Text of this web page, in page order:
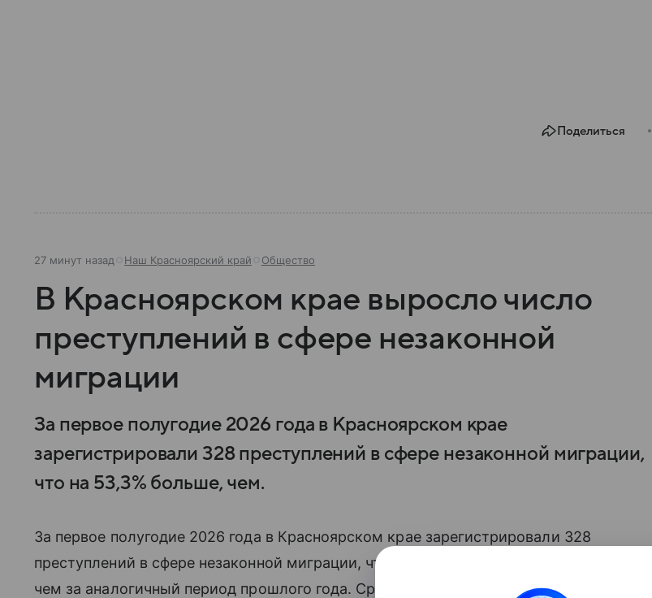
Поделиться
27 минут назад Наш Красноярский край Общество
В Красноярском крае выросло число
преступлений в сфере незаконной
миграции
За первое полугодие 2026 года в Красноярском крае
зарегистрировали 328 преступлений в сфере незаконной миграции,
что на 53,3% больше, чем.
За первое полугодие 2026 года в Красноярском крае зарегистрировали 328
преступлений в сфере незаконной миграции, что на 53,3% больше,
чем за аналогичный период прошлого года. Среди выявленных преступлений 29